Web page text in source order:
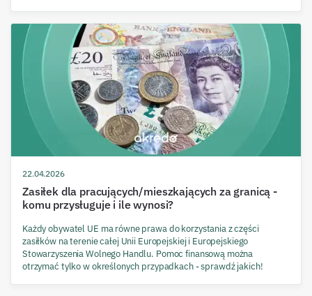
22.04.2026
Zasiłek dla pracujących/mieszkających za granicą -
komu przysługuje i ile wynosi?
Każdy obywatel UE ma równe prawa do korzystania z części
zasiłków na terenie całej Unii Europejskiej i Europejskiego
Stowarzyszenia Wolnego Handlu. Pomoc finansową można
otrzymać tylko w określonych przypadkach - sprawdź jakich!